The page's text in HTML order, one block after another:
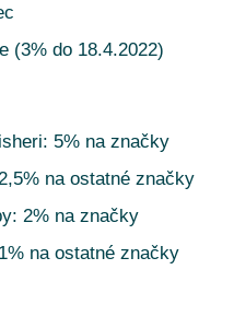
(3% do 18.4.2022)
5% na značky
na ostatné značky
2% na značky
na ostatné značky